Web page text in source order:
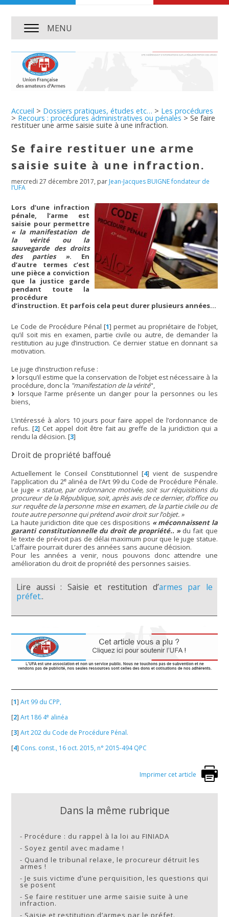
MENU
Accueil > Dossiers pratiques, études etc… > Les procédures
> Recours : procédures administratives ou pénales >Se faire
restituer une arme saisie suite à une infraction.
Se faire restituer une arme
saisie suite à une infraction.
mercredi 27 décembre 2017, par Jean-Jacques BUIGNE fondateur de
l’UFA
Lors d’une infraction
pénale, l’arme est
saisie pour permettre
« la manifestation de
la vérité ou la
sauvegarde des droits
des parties ». En
d’autre termes c’est
une pièce a conviction
que la justice garde
pendant toute la
procédure
d’instruction. Et parfois cela peut durer plusieurs années…
Le Code de Procédure Pénal [1] permet au propriétaire de l’objet,
qu’il soit mis en examen, partie civile ou autre, de demander la
restitution au juge d’instruction. Ce dernier statue en donnant sa
motivation.
Le juge d’instruction refuse :
lorsqu’il estime que la conservation de l’objet est nécessaire à la
procédure, donc la "manifestation de la vérité",
lorsque l’arme présente un danger pour la personnes ou les
biens,
L’intéressé à alors 10 jours pour faire appel de l’ordonnance de
refus. [2] Cet appel doit être fait au greffe de la juridiction qui a
rendu la décision. [3]
Droit de propriété baffoué
Actuellement le Conseil Constitutionnel [4] vient de suspendre
l’application du 2ealinéa de l’Art 99 du Code de Procédure Pénale.
Le juge « statue, par ordonnance motivée, soit sur réquisitions du
procureur de la République, soit, après avis de ce dernier, d’office ou
sur requête de la personne mise en examen, de la partie civile ou de
toute autre personne qui prétend avoir droit sur l’objet. »
La haute juridiction dite que ces dispositions « méconnaissent la
garanti constitutionnelle du droit de propriété.. » du fait que
le texte de prévoit pas de délai maximum pour que le juge statue.
L’affaire pourrait durer des années sans aucune décision.
Pour les années a venir, nous pouvons donc attendre une
amélioration du droit de propriété des personnes saisies.
Lire aussi : Saisie et restitution d’armes par le
préfet..
[1]Art 99 du CPP,
[2]Art 186 4e alinéa
[3]Art 202 du Code de Procédure Pénal.
[4] Cons. const., 16 oct. 2015, n° 2015-494 QPC
Imprimer cet article
Dans la même rubrique
-Procédure : du rappel à la loi au FINIADA
- Soyez gentil avec madame !
- Quand le tribunal relaxe, le procureur détruit les
armes !
-Je suis victime d’une perquisition, les questions qui
se posent
- Se faire restituer une arme saisie suite à une
infraction.
- Saisie et restitution d’armes par le préfet.